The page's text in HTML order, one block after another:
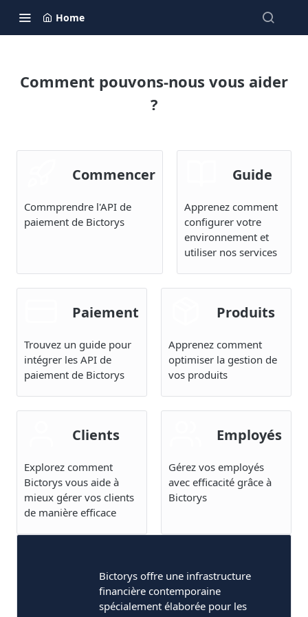
Home
Comment pouvons-nous vous aider
?
Commencer
Commprendre l'API de
paiement de Bictorys
Guide
Apprenez comment
configurer votre
environnement et
utiliser nos services
Paiement
Trouvez un guide pour
intégrer les API de
paiement de Bictorys
Produits
Apprenez comment
optimiser la gestion de
vos produits
Clients
Explorez comment
Bictorys vous aide à
mieux gérer vos clients
de manière efficace
Employés
Gérez vos employés
avec efficacité grâce à
Bictorys
Bictorys offre une infrastructure
financière contemporaine
spécialement élaborée pour les